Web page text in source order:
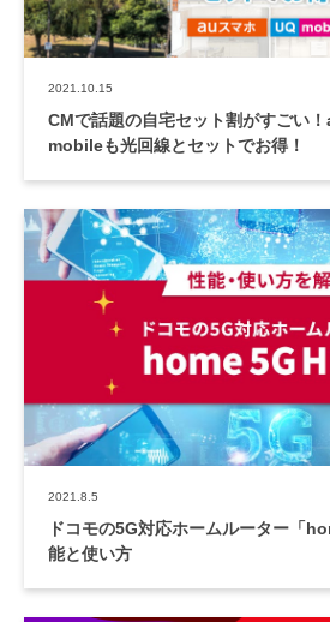
Wi-Fi（WiMAX）レンタル
会社概要
2021.10.15
CMで話題の自宅セット割がすごい
mobileも光回線とセットでお得！
2021.8.5
ドコモの5G対応ホームルーター「
能と使い方